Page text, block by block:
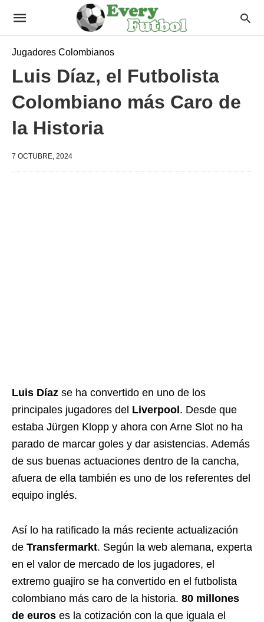
Jugadores Colombianos
Luis Díaz, el Futbolista
Colombiano más Caro de
la Historia
7 OCTUBRE, 2024
Luis Díaz se ha convertido en uno de los
principales jugadores del Liverpool . Desde que
estaba Jürgen Klopp y ahora con Arne Slot no ha
parado de marcar goles y dar asistencias. Además
de sus buenas actuaciones dentro de la cancha,
afuera de ella también es uno de los referentes del
equipo inglés.
Así lo ha ratificado la más reciente actualización
de Transfermarkt. Según la web alemana, experta
en el valor de mercado de los jugadores, el
extremo guajiro se ha convertido en el futbolista
colombiano más caro de la historia. 80 millones
de euros es la cotización con la que iguala el